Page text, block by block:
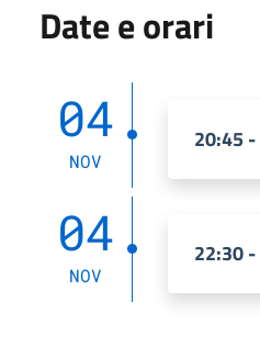
Date e orari
04
NOV
20:45
04
NOV
22:30